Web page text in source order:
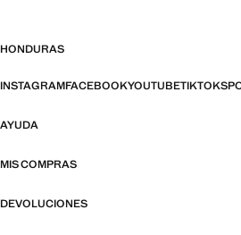
HONDURAS
INSTAGRAMFACEBOOKYOUTUBETIKTOK
AYUDA
MIS COMPRAS
DEVOLUCIONES